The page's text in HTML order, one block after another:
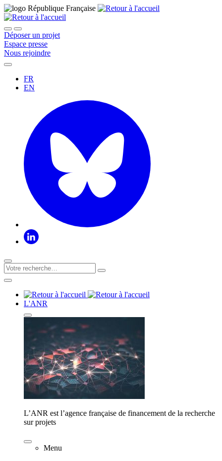
Déposer un projet
Espace presse
Nous rejoindre
FR
EN
L'ANR
L’ANR est l’agence française de financement de la recherche
sur projets
Menu